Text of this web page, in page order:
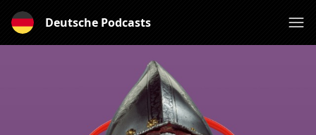
Deutsche Podcasts